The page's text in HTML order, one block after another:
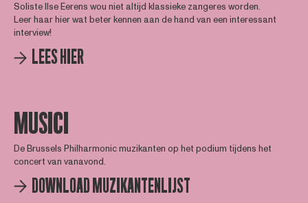
Soliste Ilse Eerens wou niet altijd klassieke zangeres worden.
Leer haar hier wat beter kennen aan de hand van een interessant
interview!
LEES HIER
MUSICI
De Brussels Philharmonic muzikanten op het podium tijdens het
concert van vanavond.
DOWNLOAD MUZIKANTENLIJST